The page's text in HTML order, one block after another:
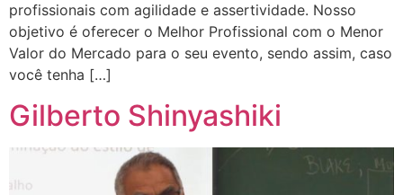
profissionais com agilidade e assertividade. Nosso
objetivo é oferecer o Melhor Profissional com o Menor
Valor do Mercado para o seu evento, sendo assim, caso
você tenha […]
Gilberto Shinyashiki